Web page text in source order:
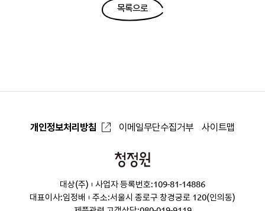
목록으로
개인정보처리방침 이메일무단수집거부 사이트맵
청
원
대상(주)
사업자 등록번호:109-81-14886
대표이사:임정배
주소:서울시 종로구 창경궁로 120(인의동)